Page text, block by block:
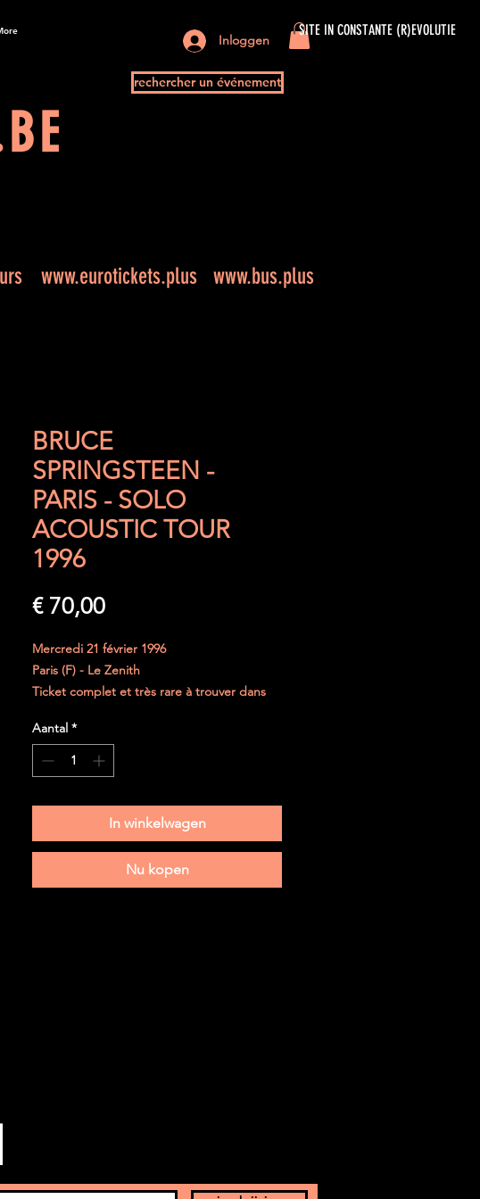
SITE IN CONSTANTE (R)EVOLUTIE
Inloggen
rechercher un événement
www.eurotickets.plus www.bus.plus
BRUCE
SPRINGSTEEN -
PARIS - SOLO
ACOUSTIC TOUR
1996
€ 70,00Prijs
Mercredi 21 février 1996
Paris (F) - Le Zenith
Ticket complet et très rare à trouver dans
Il n' a jamais été plié et a toujours été
parfaitement protégé.
Envoi sécurisé dans une enveloppe
morceaux de carton épais.
Aantal *
In winkelwagen
Nu kopen